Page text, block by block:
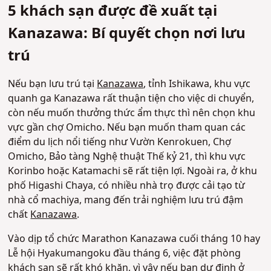
5 khách sạn được đề xuất tại
Kanazawa: Bí quyết chọn nơi lưu
trú
Nếu bạn lưu trú tại Kanazawa, tỉnh Ishikawa, khu vực
quanh ga Kanazawa rất thuận tiện cho việc di chuyển,
còn nếu muốn thưởng thức ẩm thực thì nên chọn khu
vực gần chợ Omicho. Nếu bạn muốn tham quan các
điểm du lịch nổi tiếng như Vườn Kenrokuen, Chợ
Omicho, Bảo tàng Nghệ thuật Thế kỷ 21, thì khu vực
Korinbo hoặc Katamachi sẽ rất tiện lợi. Ngoài ra, ở khu
phố Higashi Chaya, có nhiều nhà trọ được cải tạo từ
nhà cổ machiya, mang đến trải nghiệm lưu trú đậm
chất Kanazawa.
Vào dịp tổ chức Marathon Kanazawa cuối tháng 10 hay
Lễ hội Hyakumangoku đầu tháng 6, việc đặt phòng
khách sạn sẽ rất khó khăn, vì vậy nếu bạn dự định ở